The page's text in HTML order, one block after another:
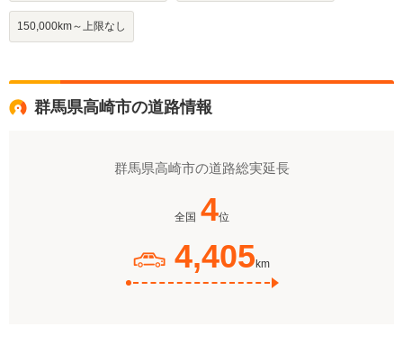
150,000km～上限なし
群馬県高崎市の道路情報
群馬県高崎市の道路総実延長
全国 4位
4,405 km